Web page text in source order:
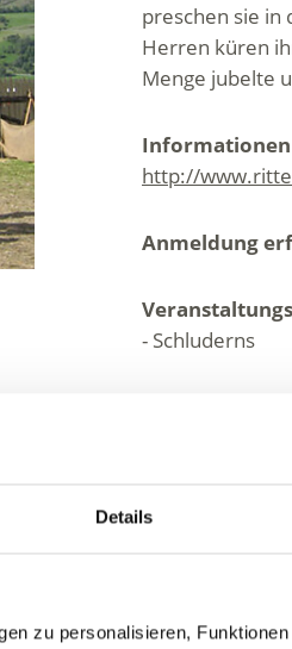
Details
zu personalisieren,
preschen sie in
Herren küren
Menge jubelte
Informationen
http://
Anmeldung
- Schluderns